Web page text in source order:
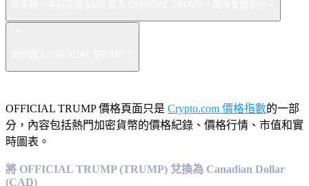
OFFICIAL TRUMP 價格頁面只是 Crypto.com 價格指數的一部
分，內容包括熱門加密貨幣的價格紀錄、價格行情、市值和實
時圖表。
將 OFFICIAL TRUMP (TRUMP) 兌換為 Canadian Dollar
(CAD)